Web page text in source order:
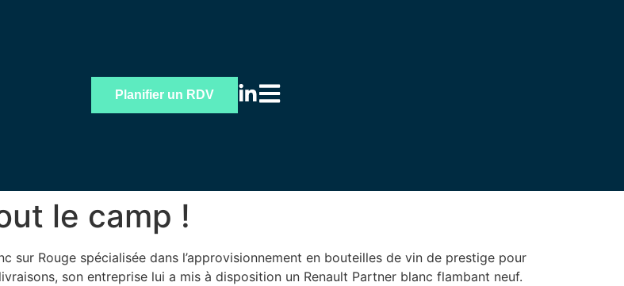
Planifier un RDV
le camp !
sur Rouge spécialisée dans l’approvisionnement en bouteilles de vin de prestige pour
son entreprise lui a mis à disposition un Renault Partner blanc flambant neuf.